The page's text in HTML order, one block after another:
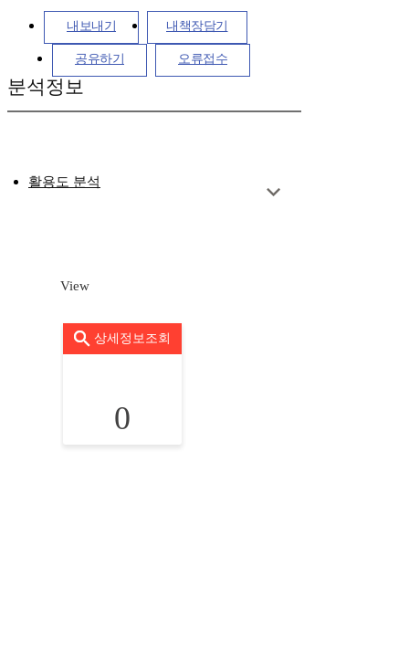
내보내기 내책장담기
공유하기 오류접수
분석정보
활용도 분석
View
상세정보조회
0